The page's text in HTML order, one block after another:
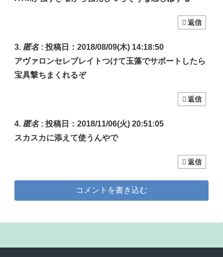
返信
匿名: 投稿日：2018/08/09(木) 14:18:50
アヴァロンセレブレイトつけて玉藻でサポートしたら
宝具撃ちまくれるぞ
返信
匿名: 投稿日：2018/11/06(火) 20:51:05
スカスカに添えて使うんやで
返信
コメントを書き込む